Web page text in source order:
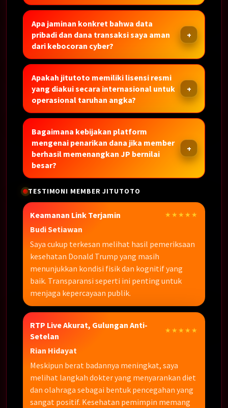
Apa jaminan konkret bahwa data
pribadi dan dana transaksi saya aman
dari kebocoran cyber?
Apakah jitutoto memiliki lisensi resmi
yang diakui secara internasional untuk
operasional taruhan angka?
Bagaimana kebijakan platform
mengenai penarikan dana jika member
berhasil memenangkan JP bernilai
besar?
TESTIMONI MEMBER JITUTOTO
Keamanan Link Terjamin ★★★★★
Budi Setiawan
Saya cukup terkesan melihat hasil pemeriksaan
kesehatan Donald Trump yang masih
menunjukkan kondisi fisik dan kognitif yang
baik. Transparansi seperti ini penting untuk
menjaga kepercayaan publik.
RTP Live Akurat, Gulungan Anti-
Setelan
★★★★★
Rian Hidayat
Meskipun berat badannya meningkat, saya
melihat langkah dokter yang menyarankan diet
dan olahraga sebagai bentuk pencegahan yang
sangat positif. Kesehatan pemimpin memang